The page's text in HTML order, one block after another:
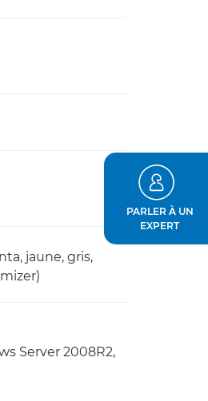
jaune, gris,
Server 2008R2,
PARLER À UN
EXPERT